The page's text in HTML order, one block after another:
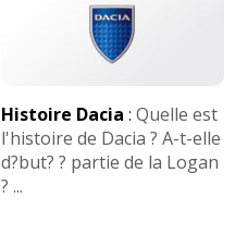
Histoire Dacia : Quelle est
l'histoire de Dacia ? A-t-elle
d?but? ? partie de la Logan
? ...